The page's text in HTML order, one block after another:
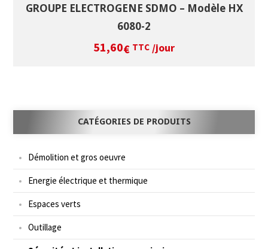
GROUPE ELECTROGENE SDMO – Modèle HX
6080-2
51,60€ TTC /jour
CATÉGORIES DE PRODUITS
Démolition et gros oeuvre
Energie électrique et thermique
Espaces verts
Outillage